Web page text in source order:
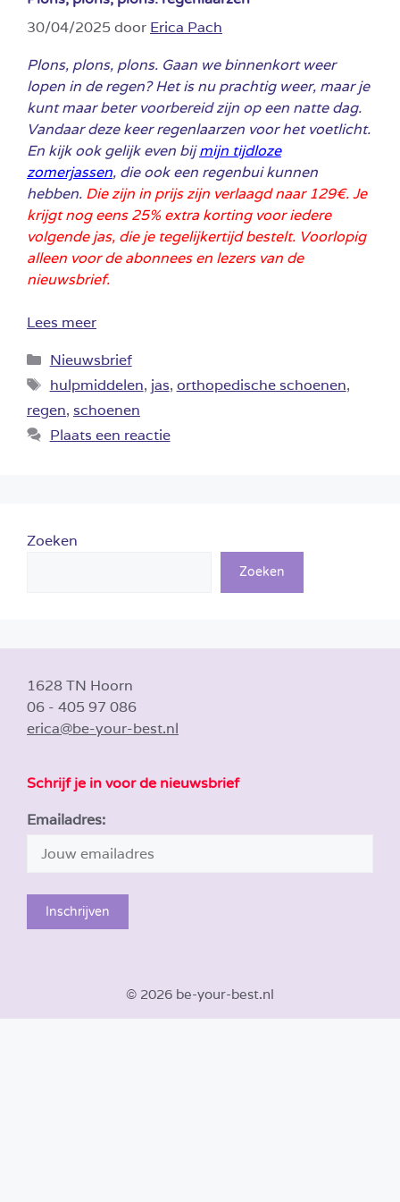
30/04/2025 door Erica Pach
Plons, plons, plons. Gaan we binnenkort weer
lopen in de regen? Het is nu prachtig weer, maar je
kunt maar beter voorbereid zijn op een natte dag.
Vandaar deze keer regenlaarzen voor het voetlicht.
En kijk ook gelijk even bijmijn tijdloze
zomerjassen, die ook een regenbui kunnen
hebben. Die zijn in prijs zijn verlaagd naar 129€. Je
krijgt nog eens 25% extra korting voor iedere
volgende jas, die je tegelijkertijd bestelt. Voorlopig
alleen voor de abonnees en lezers van de
nieuwsbrief.
Lees meer
Categorieën
Nieuwsbrief
Tags
hulpmiddelen, jas, orthopedische schoenen,
regen, schoenen
Plaats een reactie
Zoeken
Zoeken
1628 TN Hoorn
06 - 405 97 086
erica@be-your-best.nl
Schrijf je in voor de nieuwsbrief
Emailadres:
© 2026 be-your-best.nl